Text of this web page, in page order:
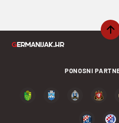
PONOSNI